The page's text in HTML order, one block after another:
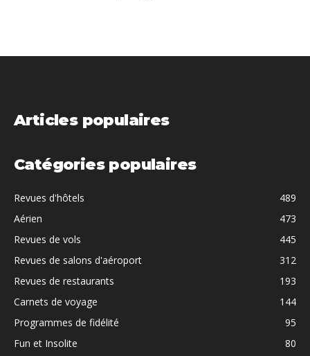
Articles populaires
Catégories populaires
Revues d'hôtels
489
Aérien
473
Revues de vols
445
Revues de salons d'aéroport
312
Revues de restaurants
193
Carnets de voyage
144
Programmes de fidélité
95
Fun et Insolite
80